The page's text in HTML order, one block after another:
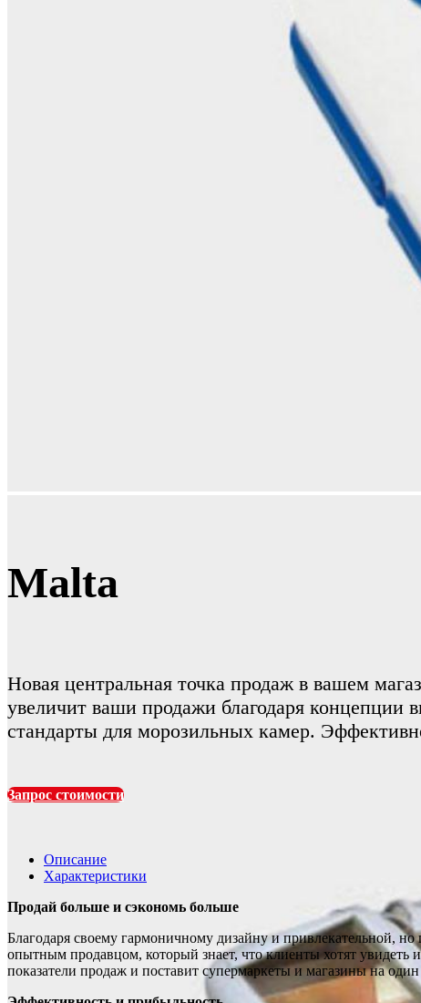
Malta
Новая центральная точка продаж в вашем
увеличит ваши продажи благодаря концепции
стандарты для морозильных камер.
Запрос стоимости
Описание
Характеристики
Продай больше и сэкономь больше
Благодаря своему гармоничному дизайну и привлекательной,
опытным продавцом, который знает, что клиенты хотят
показатели продаж и поставит супермаркеты и магазины на